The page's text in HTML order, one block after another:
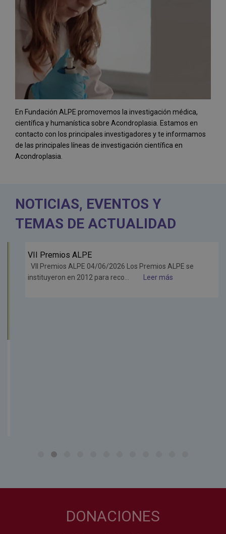
En Fundación ALPE promovemos la investigación médica,
científica y humanística sobre Acondroplasia. Estamos en
contacto con los principales investigadores y te informamos
de las principales líneas de investigación científica en
Acondroplasia.
NOTICIAS, EVENTOS Y
TEMAS DE ACTUALIDAD
Jun
26
VII Premios ALPE
VII Premios ALPE 04/06/2026 Los Premios ALPE se
instituyeron en 2012 para reco...
Leer más
DONACIONES